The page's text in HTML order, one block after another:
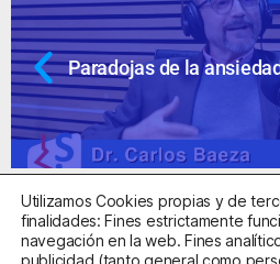
Ansiedad:
Utilizamos Cookies propias y de
finalidades: Fines estrictamente
navegación en la web. Fines
publicidad (tanto general como